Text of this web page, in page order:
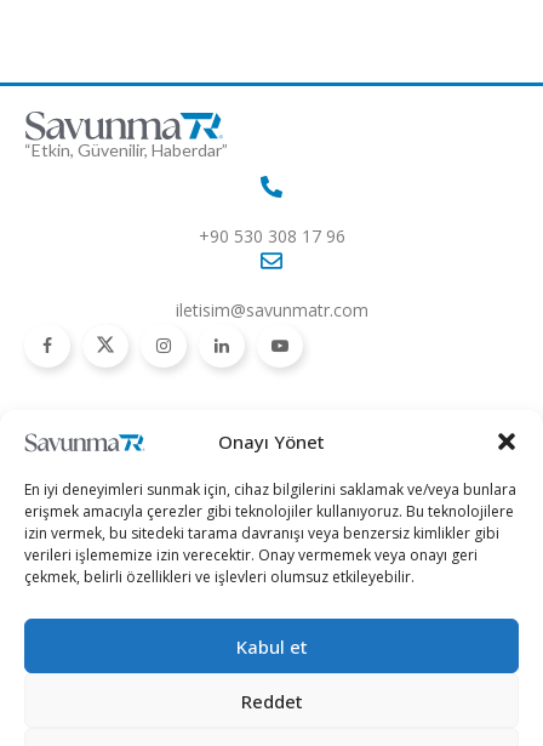
Onayı Yönet
En iyi deneyimleri sunmak için, cihaz bilgilerini saklamak ve/veya bunlara
erişmek amacıyla çerezler gibi teknolojiler kullanıyoruz. Bu teknolojilere
izin vermek, bu sitedeki tarama davranışı veya benzersiz kimlikler gibi
verileri işlememize izin verecektir. Onay vermemek veya onayı geri
çekmek, belirli özellikleri ve işlevleri olumsuz etkileyebilir.
Kabul et
Reddet
“Etkin, Güvenilir, Haberdar”
+90 530 308 17 96
iletisim@savunmatr.com
Savunma Sanayii
Hava Platformları
Kara Platformları
Deniz Platformları
İnsansız Sistemler
Kategoriler
Siber Güvenlik
Teknoloji
Röportajlar
Politika
Dosya Haber
SavunmaTR
Hakkımızda
Kariyer
Gizlilik Politikası
Künye